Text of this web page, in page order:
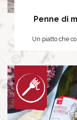
Penne di
Un piatto che